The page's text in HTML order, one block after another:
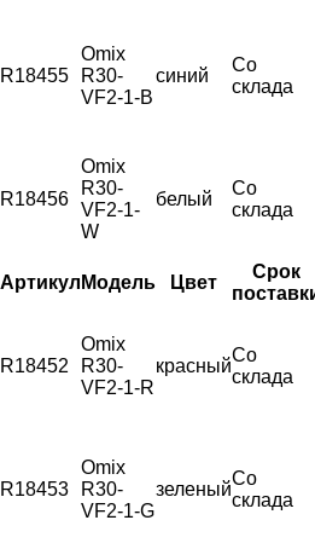
R18455
Omix
R30-
VF2-1-B
синий
Со
склада
R18456
Omix
R30-
VF2-1-
W
белый
Со
склада
Артикул Модель Цвет
Срок
R18452
Omix
R30-
VF2-1-R
красный
Со
склада
R18453
Omix
R30-
VF2-1-G
зеленый
Со
склада